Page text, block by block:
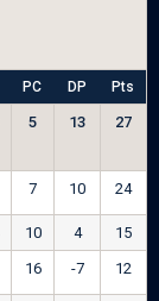
PC DP Pts
5 13 27
7 10 24
10 4
15
16 -7 12